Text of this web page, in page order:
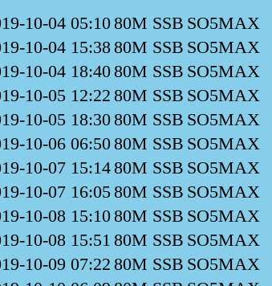
10-04 05:1080M SSB SO5MAX
10-04 15:3880M SSB SO5MAX
10-04 18:4080M SSB SO5MAX
10-05 12:22 80M SSB SO5MAX
10-05 18:3080M SSB SO5MAX
10-06 06:5080M SSB SO5MAX
10-07 15:1480M SSB SO5MAX
10-07 16:0580M SSB SO5MAX
10-08 15:1080M SSB SO5MAX
10-08 15:51 80M SSB SO5MAX
10-09 07:22 80M SSB SO5MAX